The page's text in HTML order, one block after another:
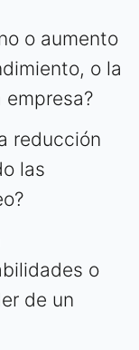
o aumento
o la
empresa?
reducción
las
o
de un